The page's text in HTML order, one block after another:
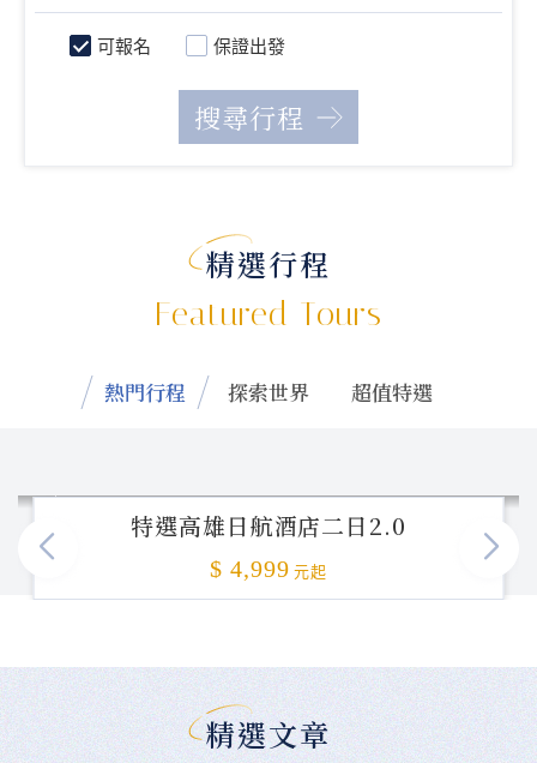
可報名 保證出發
精選行程
Featured Tours
熱門行程 探索世界 超值特選
特選高雄日航酒店二日2.0
$ 4,999 元起
精選文章